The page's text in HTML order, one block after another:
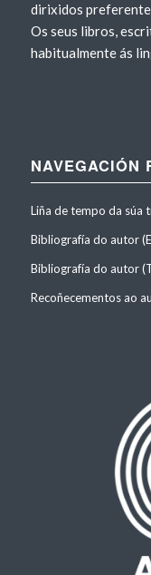
dirixidos
Os seus libros,
habitualmente ás
NAVEGACIÓN
Liña de tempo da súa
Bibliografía do autor
Bibliografía do autor
Recoñecementos ao